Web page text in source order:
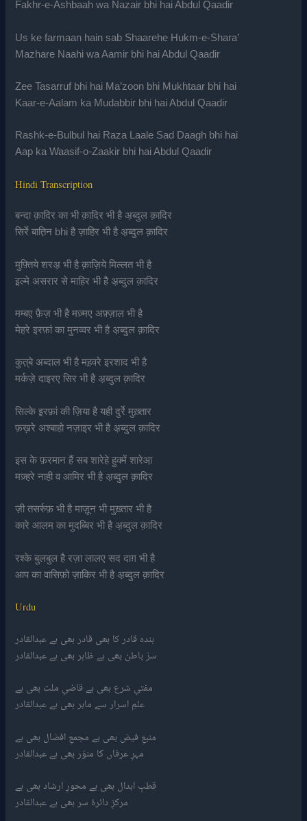
Fakhr-e-Ashbaah wa Nazair bhi hai Abdul Qaadir
Us ke farmaan hain sab Shaarehe Hukm-e-Shara’
Mazhare Naahi wa Aamir bhi hai Abdul Qaadir
Zee Tasarruf bhi hai Ma’zoon bhi Mukhtaar bhi hai
Kaar-e-Aalam ka Mudabbir bhi hai Abdul Qaadir
Rashk-e-Bulbul hai Raza Laale Sad Daagh bhi hai
Aap ka Waasif-o-Zaakir bhi hai Abdul Qaadir
Hindi Transcription
बन्दा क़ादिर का भी क़ादिर भी है अ़ब्दुल क़ादिर
सिर्रे बात़िन bhi है ज़ाहिर भी है अ़ब्दुल क़ादिर
मुफ़्तिये शरअ़ भी है क़ाज़िये मिल्लत भी है
इ़ल्मे असरार से माहिर भी है अ़ब्दुल क़ादिर
मम्बए़ फ़ैज़ भी है मज़्मए अफ़्ज़ाल भी है
मेहरे इरफ़ां का मुनव्वर भी है अ़ब्दुल क़ादिर
कुत़्बे अब्दाल भी है मह़वरे इरशाद भी है
मर्कज़े दाइरए सिर भी है अ़ब्दुल क़ादिर
सिल्के इ़रफ़ां की ज़िया है यही दुर्रे मुख़्तार
फ़ख़रे अश्बाहो नज़ाइर भी है अ़ब्दुल क़ादिर
इस के फ़रमान हैं सब शारेहे हुक्में शारेआ़
मज़्हरे नाही व आमिर भी है अ़ब्दुल क़ादिर
ज़ी तसर्रुफ़ भी है माज़ून भी मुख़्तार भी है
कारे आलम का मुदब्बिर भी है अ़ब्दुल क़ादिर
रश्के बुलबुल है रज़ा लालए सद दाग़ भी है
आप का वासिफ़ो ज़ाकिर भी है अ़ब्दुल क़ादिर
Urdu
بندہ قادر کا بھی قادر بھی ہے عبدالقادر
سرّ باطن بھی ہے ظاہر بھی ہے عبدالقادر
مفتیِ شرع بھی ہے قاضیِ ملت بھی ہے
علمِ اسرار سے ماہر بھی ہے عبدالقادر
منبعِ فیض بھی ہے مجمعِ افضال بھی ہے
مہرِ عرفاں کا منوّر بھی ہے عبدالقادر
قطبِ ابدال بھی ہے محورِ ارشاد بھی ہے
مرکزِ دائرۂ سر بھی ہے عبدالقادر